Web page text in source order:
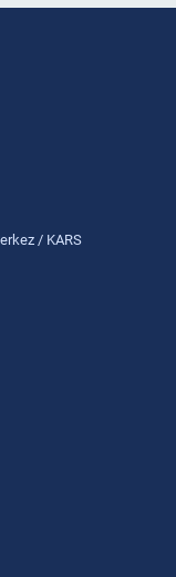
/ KARS